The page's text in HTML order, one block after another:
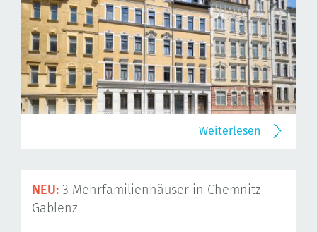
Weiterlesen
NEU: 3 Mehrfamilienhäuser in Chemnitz-
Gablenz